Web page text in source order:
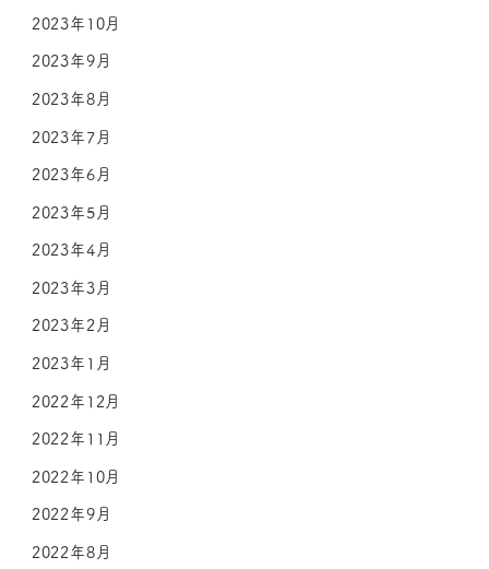
2023年10月
2023年9月
2023年8月
2023年7月
2023年6月
2023年5月
2023年4月
2023年3月
2023年2月
2023年1月
2022年12月
2022年11月
2022年10月
2022年9月
2022年8月